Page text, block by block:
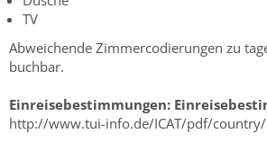
TV
Abweichende Zimmercodierungen zu
buchbar.
Einreisebestimmungen:
http://www.tui-info.de/ICAT/pdf/